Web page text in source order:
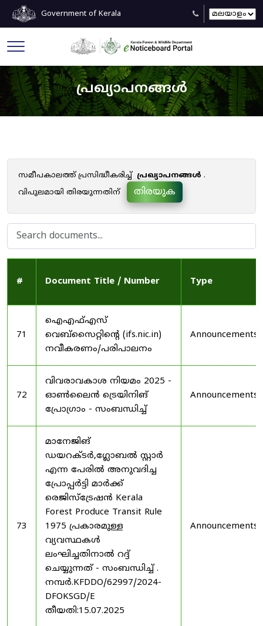
Government of Kerala
പ്രഖ്യാപനങ്ങൾ
സമീപകാലത്ത് പ്രസിദ്ധീകരിച്ച് പ്രഖ്യാപനങ്ങൾ .
വിപുലമായി തിരയുന്നതിന്
തിരയുക
# Document Title / Number Type
71
ഐഎഫ്എസ്
വെബ്‌സൈറ്റിന്റെ (ifs.nic.in)
നവീകരണം/പരിപാലനം
Announcements
72
വിവരാവകാശ നിയമം 2025 -
ഓൺലൈൻ ട്രെയിനിങ്
പ്രോഗ്രാം - സംബന്ധിച്ച്
Announcements
73
മാനേജിങ്
ഡയറക്ടർ,ഗ്ലോബൽ സ്റ്റാർ
എന്ന പേരിൽ അനുവദിച്ച
പ്രോപ്പർട്ടി മാർക്ക്
രെജിസ്ട്രേഷൻ Kerala
Forest Produce Transit Rule
1975 പ്രകാരമുള്ള
വ്യവസ്ഥകൾ
ലംഘിച്ചതിനാൽ റദ്ദ്
ചെയ്യുന്നത് - സംബന്ധിച്ച് .
നമ്പർ.KFDDO/62997/2024-
DFOKSGD/E
തീയതി:15.07.2025
Announcements